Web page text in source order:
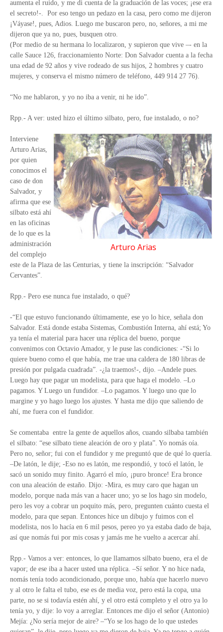
aumenta el ruido, y me di cuenta de la graduación de las voces; ¡ese era
el secreto!-. Por eso tengo un pedazo en la casa, pero como me dijeron
¡Váyase!, pues, Adios. Luego me buscaron pero, no, señores, a mi me
dijeron que ya no, pues, busquen otro.
(Por medio de su hermana lo localizaron, y supieron que vive –- en la
calle Sauce 126, fraccionamiento Norte: Don Salvador cuenta a la fecha
una edad de 92 años y vive rodeado de sus hijos, 2 hombres y cuatro
mujeres, y conserva el mismo número de teléfono, 449 914 27 76).
“No me hablaron, y yo no iba a venir, ni he ido”.
Rpp.- A ver: usted hizo el último silbato, pero, fue instalado, o no?
Arturo Arias
Interviene
Arturo Arias,
por quien
conocimos el
caso de don
Salvador, y
afirma que ese
silbato está ahí
en las oficinas
de lo que es la
administración
del complejo
este de la Plaza de las Centurias, y tiene la inscripción: “Salvador
Cervantes”.
Rpp.- Pero ese nunca fue instalado, o qué?
-“El que estuvo funcionando últimamente, ese yo lo hice, señala don
Salvador. Está donde estaba Sistemas, Combustión Interna, ahí está; Yo
ya tenía el material para hacer una réplica del bueno, porque
convenimos con Octavio Amador, y le puse las condiciones: -“Si lo
quiere bueno como el que había, me trae una caldera de 180 libras de
presión por pulgada cuadrada”. -¿la traemos!-, dijo. –Andele pues.
Luego hay que pagar un modelista, para que haga el modelo. –Lo
pagamos. Y Luego un fundidor. –Lo pagamos. Y luego uno que lo
margine y yo hago luego los ajustes. Y hasta me dijo que saliendo de
ahí, me fuera con el fundidor.
Se comentaba entre la gente de aquellos años, cuando silbaba también
el silbato: “ese silbato tiene aleación de oro y plata”. Yo nomás oía.
Pero no, señor; fui con el fundidor y me preguntó que de qué lo quería.
–De latón, le dije; -Eso no es latón, me respondió, y tocó el latón, le
sacó un sonido muy finito. Agarró el mío, ¡puro bronce! Era bronce
con una aleación de estaño. Dijo: -Mira, es muy caro que hagan un
modelo, porque nada más van a hacer uno; yo se los hago sin modelo,
pero les voy a cobrar un poquito más, pero, pregunten cuánto cuesta el
modelo, para que sepan. Entonces hice un dibujo y fuimos con el
modelista, nos lo hacía en 6 mil pesos, pereo yo ya estaba dado de baja,
así que nomás fui por mis cosas y jamás me he vuelto a acercar ahí.
Rpp.- Vamos a ver: entonces, lo que llamamos silbato bueno, era el de
vapor; de ese iba a hacer usted una réplica. –Sí señor. Y no hice nada,
nomás tenía todo acondicionado, porque uno, había que hacerlo nuevo
y al otro le falta el tubo, ese es de media voz, pero está la copa, una
parte, no se si todavía estén ahí, y el otro está completo y el otro ya lo
tenía yo, y dije: lo voy a arreglar. Entonces me dijo el señor (Antonio)
Mejía: ¿No sería mejor de aire? –“Yo se los hago de lo que ustedes